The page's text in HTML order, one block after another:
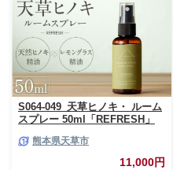
ーパー 人気 おすすめ [sf001-
012]
S064-049_天草ヒノキ・ ルーム
スプレー 50ml「REFRESH」
熊本県天草市
11,000円